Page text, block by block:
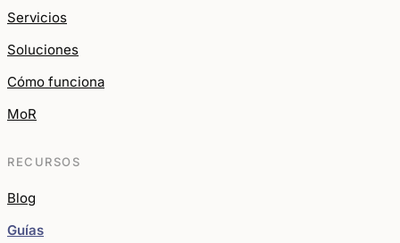
Servicios
Soluciones
Cómo funciona
MoR
RECURSOS
Blog
Guías